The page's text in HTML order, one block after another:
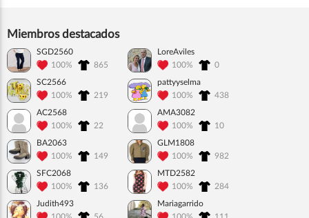
Miembros destacados
SGD2560
100%
865
LoreAviles
100%
0
SC2566
100%
219
pattyyselma
100%
438
AC2568
100%
22
AMA3082
100%
10
BA2063
100%
149
GLM1808
100%
982
SFC2068
100%
136
MTD2582
100%
284
Judith493
Mariagarrido